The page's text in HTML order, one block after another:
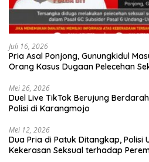
Juli 16, 2026
Pria Asal Ponjong, Gunungkidul
Orang Kasus Dugaan Pelecehan
Mei 26, 2026
Duel Live TikTok Berujung
Polisi di Karangmojo
Mei 12, 2026
Dua Pria di Patuk Ditangkap, Polisi
Kekerasan Seksual terhadap